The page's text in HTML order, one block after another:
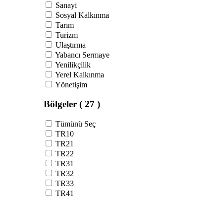
Sanayi
Sosyal Kalkınma
Tarım
Turizm
Ulaştırma
Yabancı Sermaye
Yenilikçilik
Yerel Kalkınma
Yönetişim
Bölgeler ( 27 )
Tümünü Seç
TR10
TR21
TR22
TR31
TR32
TR33
TR41